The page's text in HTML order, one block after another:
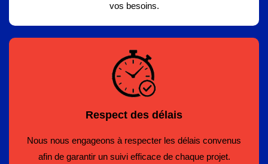
vos besoins.
Respect des délais
Nous nous engageons à respecter les délais convenus
afin de garantir un suivi efficace de chaque projet.